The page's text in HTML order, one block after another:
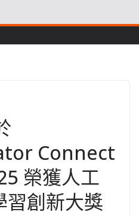
Connect
榮獲人工
習創新大獎